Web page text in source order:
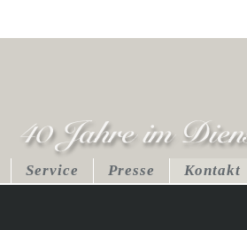
Service Presse Kontakt